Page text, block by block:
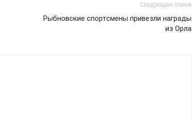
Следующая статья
Рыбновские спортсмены привезли награды
из Орла